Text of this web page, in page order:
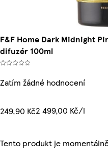
F&F Home Dark Midnight
difuzér 100ml
Zatím žádné hodnocení
249,90 Kč2 499,00 Kč/l
Tento produkt je